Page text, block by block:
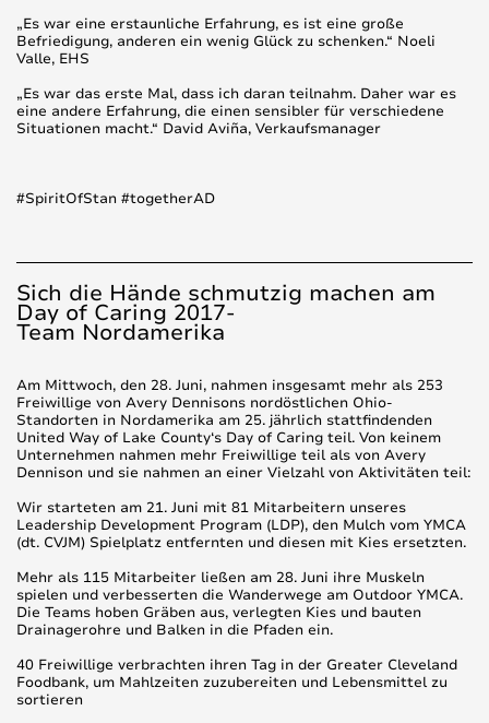
„Es war eine erstaunliche Erfahrung, es ist eine große
Befriedigung, anderen ein wenig Glück zu schenken.“ Noeli
Valle, EHS
„Es war das erste Mal, dass ich daran teilnahm. Daher war es
eine andere Erfahrung, die einen sensibler für verschiedene
Situationen macht.“ David Aviña, Verkaufsmanager
#SpiritOfStan #togetherAD
Sich die Hände schmutzig machen am
Day of Caring 2017-
Team Nordamerika
Am Mittwoch, den 28. Juni, nahmen insgesamt mehr als 253
Freiwillige von Avery Dennisons nordöstlichen Ohio-
Standorten in Nordamerika am 25. jährlich stattfindenden
United Way of Lake County‘s Day of Caring teil. Von keinem
Unternehmen nahmen mehr Freiwillige teil als von Avery
Dennison und sie nahmen an einer Vielzahl von Aktivitäten teil:
Wir starteten am 21. Juni mit 81 Mitarbeitern unseres
Leadership Development Program (LDP), den Mulch vom YMCA
(dt. CVJM) Spielplatz entfernten und diesen mit Kies ersetzten.
Mehr als 115 Mitarbeiter ließen am 28. Juni ihre Muskeln
spielen und verbesserten die Wanderwege am Outdoor YMCA.
Die Teams hoben Gräben aus, verlegten Kies und bauten
Drainagerohre und Balken in die Pfaden ein.
40 Freiwillige verbrachten ihren Tag in der Greater Cleveland
Foodbank, um Mahlzeiten zuzubereiten und Lebensmittel zu
sortieren